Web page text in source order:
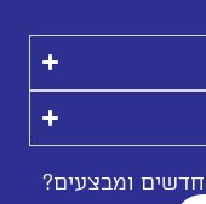
ומבצעים?